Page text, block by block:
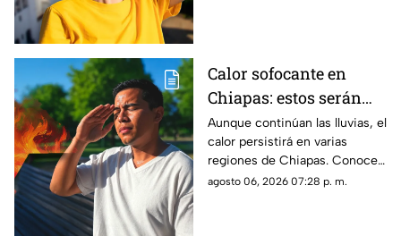
Calor sofocante en
Chiapas: estos serán
los municipios con las
temperaturas más altas
este viernes 7 de agosto
Aunque continúan las lluvias, el
calor persistirá en varias
regiones de Chiapas. Conoce
cuáles serán los municipios
agosto 06, 2026 07:28 p. m.